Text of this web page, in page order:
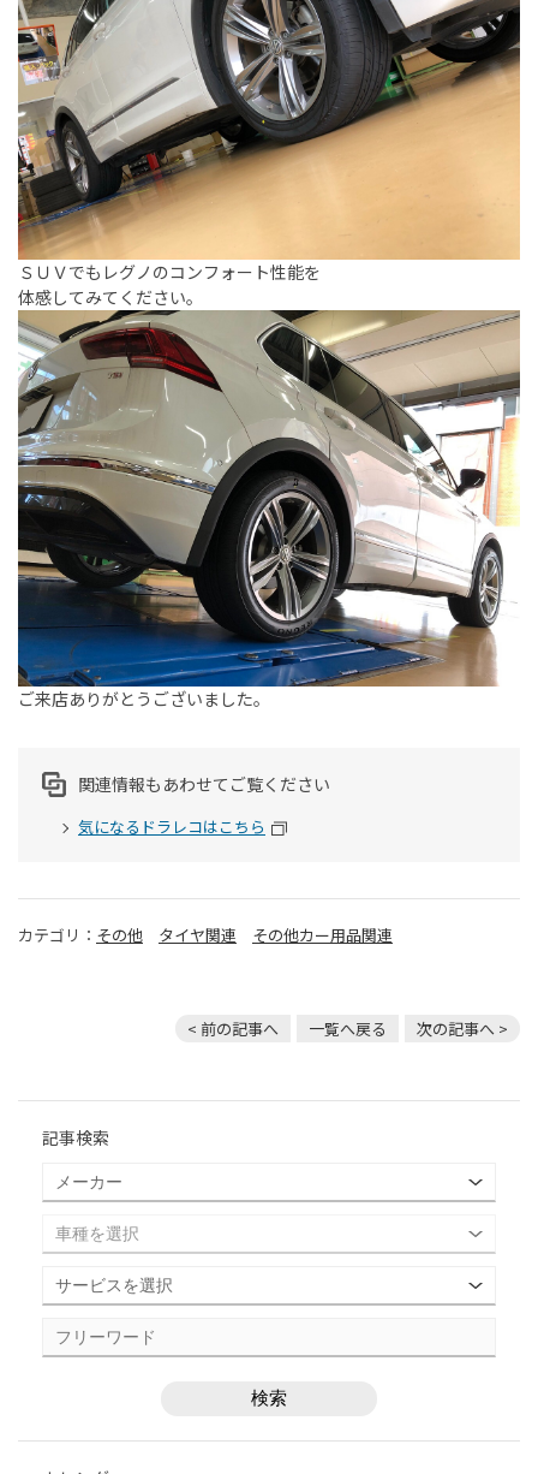
ＳＵＶでもレグノのコンフォート性能を
体感してみてください。
ご来店ありがとうございました。
関連情報もあわせてご覧ください
気になるドラレコはこちら
カテゴリ： その他 タイヤ関連 その他カー用品関連
< 前の記事へ 一覧へ戻る 次の記事へ >
記事検索